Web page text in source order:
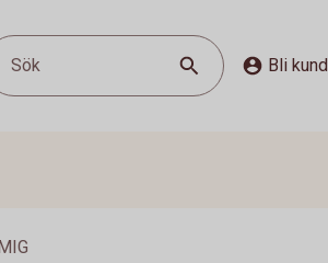
Sök Bli kund